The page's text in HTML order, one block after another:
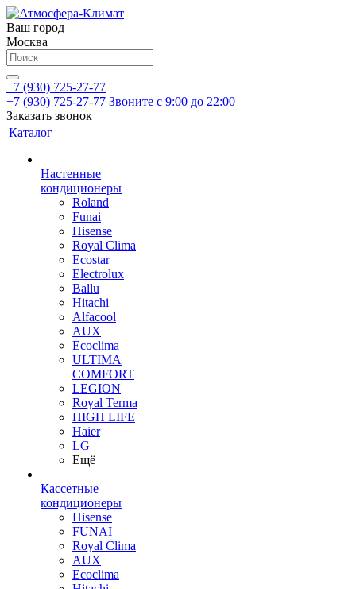
Ваш город
Москва
+7 (930) 725-27-77
+7 (930) 725-27-77 Звоните с 9:00 до 22:00
Заказать звонок
Каталог
Настенные
кондиционеры
Roland
Funai
Hisense
Royal Clima
Ecostar
Electrolux
Ballu
Hitachi
Alfacool
AUX
Ecoclima
ULTIMA
COMFORT
LEGION
Royal Terma
HIGH LIFE
Haier
LG
Ещё
Кассетные
кондиционеры
Hisense
FUNAI
Royal Clima
AUX
Ecoclima